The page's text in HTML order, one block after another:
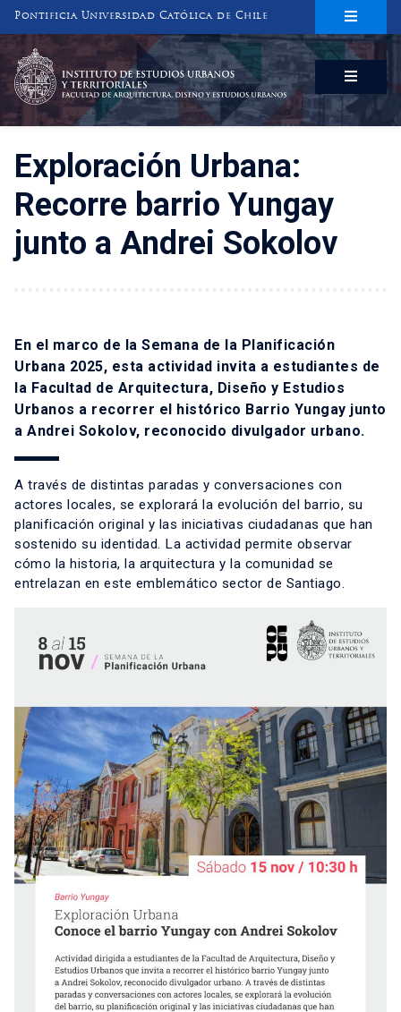
Pontificia Universidad Católica de Chile
INSTITUTO DE ESTUDIOS URBANOS
Y TERRITORIALES
FACULTAD DE ARQUITECTURA, DISEÑO Y ESTUDIOS URBANOS
Exploración Urbana:
Recorre barrio Yungay
junto a Andrei Sokolov
En el marco de la Semana de la Planificación
Urbana 2025, esta actividad invita a estudiantes de
la Facultad de Arquitectura, Diseño y Estudios
Urbanos a recorrer el histórico Barrio Yungay junto
a Andrei Sokolov, reconocido divulgador urbano.
A través de distintas paradas y conversaciones con
actores locales, se explorará la evolución del barrio, su
planificación original y las iniciativas ciudadanas que han
sostenido su identidad. La actividad permite observar
cómo la historia, la arquitectura y la comunidad se
entrelazan en este emblemático sector de Santiago.